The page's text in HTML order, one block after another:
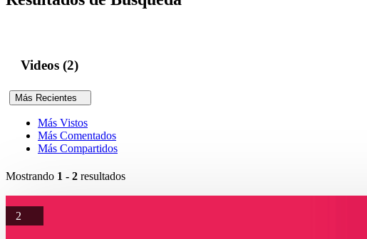
Videos (2)
Más Recientes
Más Vistos
Más Comentados
Más Compartidos
Mostrando 1 - 2 resultados
2